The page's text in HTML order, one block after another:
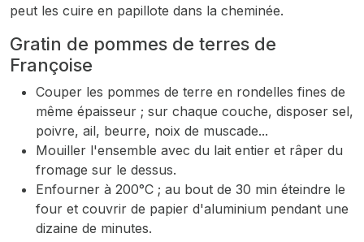
peut les cuire en papillote dans la cheminée.
Gratin de pommes de terres de
Françoise
Couper les pommes de terre en rondelles fines de
même épaisseur ; sur chaque couche, disposer sel,
poivre, ail, beurre, noix de muscade...
Mouiller l'ensemble avec du lait entier et râper du
fromage sur le dessus.
Enfourner à 200°C ; au bout de 30 min éteindre le
four et couvrir de papier d'aluminium pendant une
dizaine de minutes.